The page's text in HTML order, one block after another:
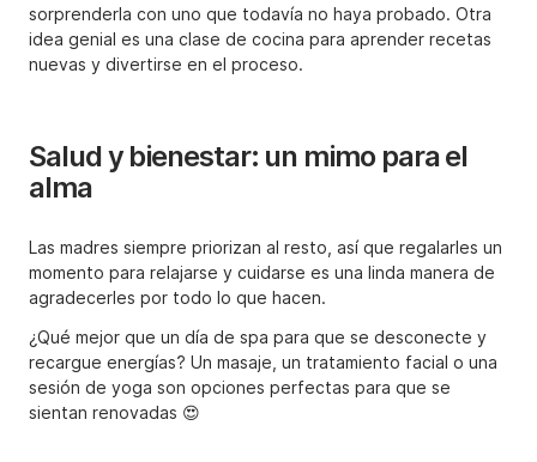
sorprenderla con uno que todavía no haya probado. Otra
idea genial es una clase de cocina para aprender recetas
nuevas y divertirse en el proceso.
Salud y bienestar: un mimo para el
alma
Las madres siempre priorizan al resto, así que regalarles un
momento para relajarse y cuidarse es una linda manera de
agradecerles por todo lo que hacen.
¿Qué mejor que un día de spa para que se desconecte y
recargue energías? Un masaje, un tratamiento facial o una
sesión de yoga son opciones perfectas para que se
sientan renovadas 😍